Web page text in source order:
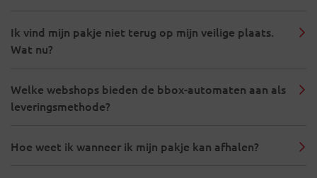
Ik vind mijn pakje niet terug op mijn veilige plaats.
Wat nu?
Welke webshops bieden de bbox-automaten aan als
leveringsmethode?
Hoe weet ik wanneer ik mijn pakje kan afhalen?